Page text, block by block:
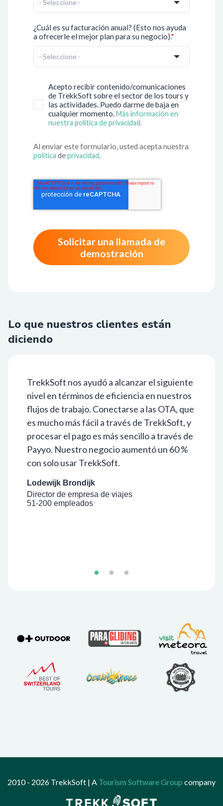
¿Cuál es su facturación anual? (Esto nos ayuda
a ofrecerle el mejor plan para su negocio).*
Acepto recibir contenido/comunicaciones
de TrekkSoft sobre el sector de los tours y
las actividades. Puedo darme de baja en
cualquier momento.Más información en
nuestra política de privacidad.
Al enviar este formulario, usted acepta nuestra
política deprivacidad.
Solicitar una llamada de
demostración
Lo que nuestros clientes están
diciendo
TrekkSoft nos ayudó a alcanzar el siguiente
nivel en términos de eficiencia en nuestros
flujos de trabajo. Conectarse a las OTA, que
es mucho más fácil a través de TrekkSoft, y
procesar el pago es más sencillo a través de
Payyo. Nuestro negocio aumentó un 60 %
con solo usar TrekkSoft.
Lodewijk Brondijk
Director de empresa de viajes
51-200 empleados
2010 - 2026 TrekkSoft | A Tourism Software Group company